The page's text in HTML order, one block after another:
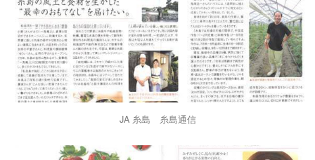
JA 糸島 糸島通信